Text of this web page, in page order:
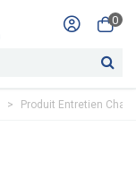
0
> Produit Entretien